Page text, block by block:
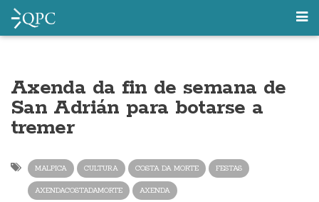
Axenda da fin de semana de
San Adrián para botarse a
tremer
MALPICA CULTURA COSTA DA MORTE FESTAS
AXENDACOSTADAMORTE AXENDA